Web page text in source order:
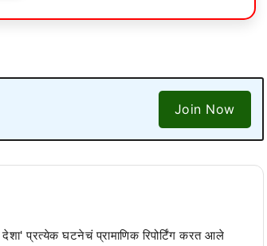
Join Now
देशा' प्रत्येक घटनेचं प्रामाणिक रिपोर्टिंग करत आले